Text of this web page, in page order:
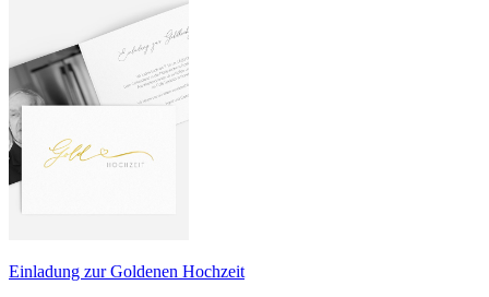
Einladung zur Goldenen Hochzeit